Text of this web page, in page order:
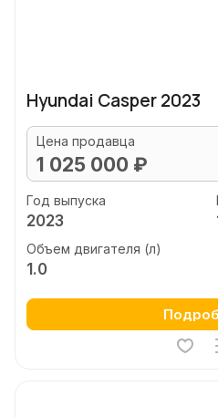
Hyundai Casper 2023
Цена продавца
1 025 000 ₽
Год выпуска
2023
Объем двигателя (л)
1.0